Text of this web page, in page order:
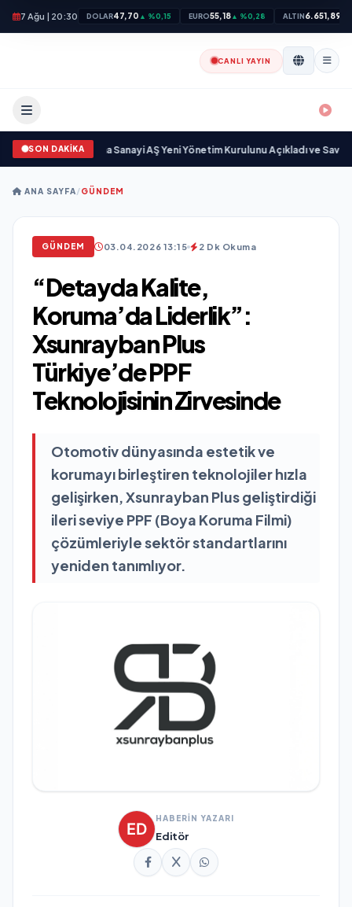
7 Ağu | 20:30 DOLAR47,70 ▲ %0,15 EURO55,18▲ %0,28 ALTIN6.651,89
CANLI YAYIN
SON DAKİKA
Savunma Sanayi AŞ Yeni Yönetim Kurulunu Açıkladı ve Savunma
ANA SAYFA/GÜNDEM
GÜNDEM 03.04.2026 13:15 2 Dk Okuma
“Detayda Kalite,
Koruma’da Liderlik”:
Xsunrayban Plus
Türkiye’de PPF
Teknolojisinin Zirvesinde
Otomotiv dünyasında estetik ve
korumayı birleştiren teknolojiler hızla
gelişirken, Xsunrayban Plus geliştirdiği
ileri seviye PPF (Boya Koruma Filmi)
çözümleriyle sektör standartlarını
yeniden tanımlıyor.
HABERİN YAZARI
Editör